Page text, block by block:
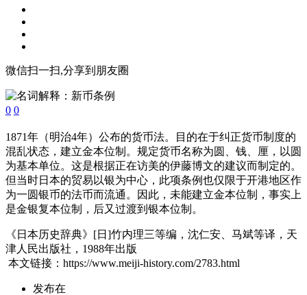
微信扫一扫,分享到朋友圈
0 0
1871年（明治4年）公布的货币法。目的在于纠正货币制度的
混乱状态，建立金本位制。规定货币名称为圆、钱、厘，以圆
为基本单位。这是根据正在访美的伊藤博文的建议而制定的。
但当时日本的贸易以银为中心，此项条例也仅限于开港地区作
为一圆银币的法币而流通。因此，未能建立金本位制，事实上
是金银复本位制，后又过渡到银本位制。
《日本历史辞典》[日]竹内理三等编，沈仁安、马斌等译，天
津人民出版社，1988年出版
本文链接：https://www.meiji-history.com/2783.html
发布在